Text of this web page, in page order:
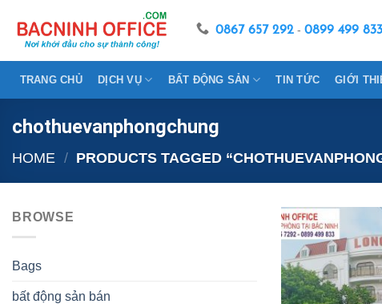
content
0867 657 292 - 0899 499 833
TRANG CHỦ DỊCH VỤ BẤT ĐỘNG SẢN TIN TỨC GIỚI
chothuevanphongchung
HOME / PRODUCTS TAGGED
BROWSE
Bags
bất động sản bán